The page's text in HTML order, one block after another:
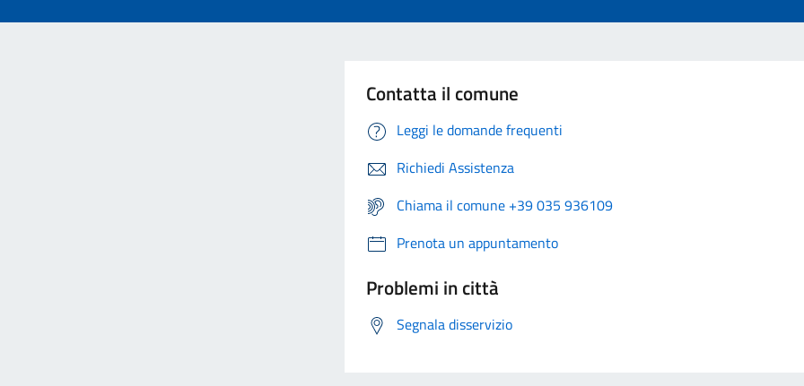
Contatta il comune
Leggi le domande frequenti
Richiedi Assistenza
Chiama il comune +39 035 936109
Prenota un appuntamento
Problemi in città
Segnala disservizio